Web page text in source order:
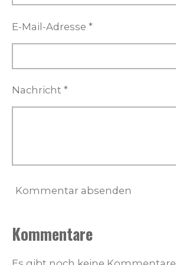
E-Mail-Adresse *
Nachricht *
Kommentar absenden
Kommentare